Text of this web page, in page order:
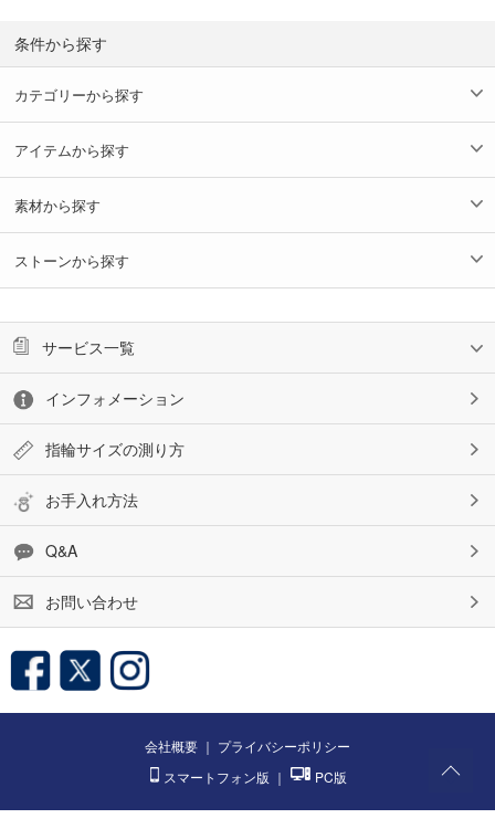
条件から探す
カテゴリーから探す
アイテムから探す
素材から探す
ストーンから探す
サービス一覧
インフォメーション
指輪サイズの測り方
お手入れ方法
Q&A
お問い合わせ
会社概要 ｜ プライバシーポリシー
スマートフォン版 ｜ PC版